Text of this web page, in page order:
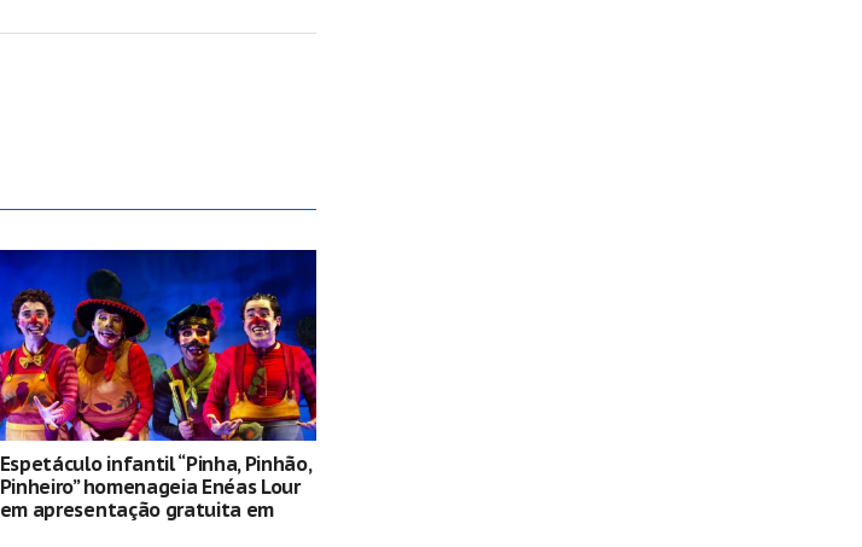
Espetáculo infantil “Pinha, Pinhão,
Pinheiro” homenageia Enéas Lour
em apresentação gratuita em